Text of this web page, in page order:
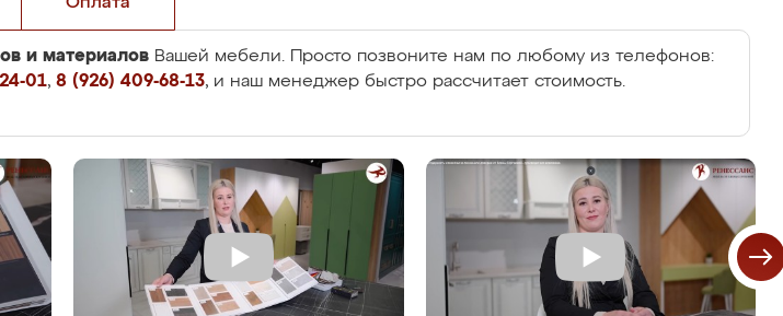
и материалов Вашей мебели. Просто позвоните нам по любому из телефонов:
01, 8 (926) 409-68-13, и наш менеджер быстро рассчитает стоимость.